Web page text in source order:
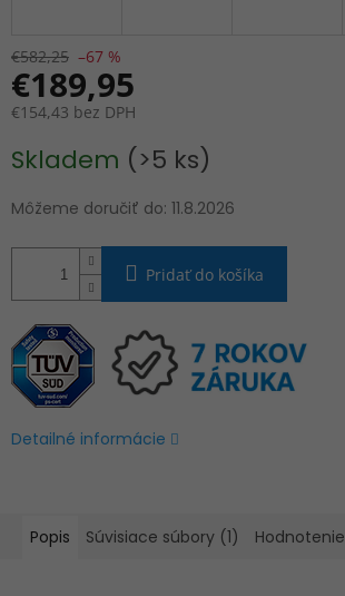
€582,25 –67 %
€189,95
€154,43 bez DPH
cena:
Skladem (>5 ks)
Môžeme doručiť do: 11.8.2026
Pridať do košíka
Detailné informácie
Popis Súvisiace súbory (1) Hodnotenie